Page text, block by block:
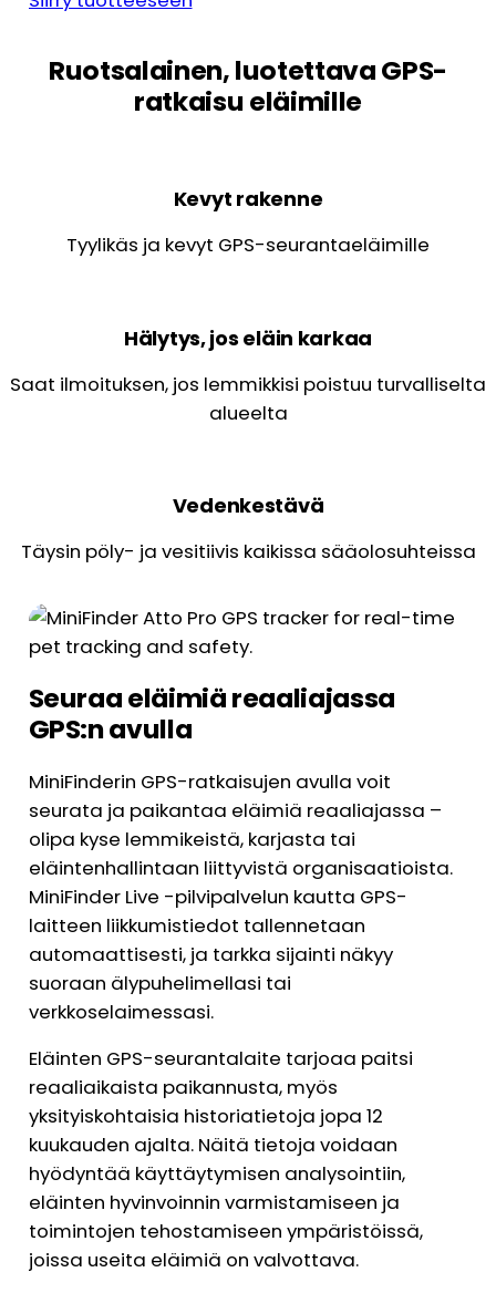
Ruotsalainen, luotettava GPS-
ratkaisu eläimille
Kevyt rakenne
Tyylikäs ja kevyt GPS-seurantaeläimille
Hälytys, jos eläin karkaa
Saat ilmoituksen, jos lemmikkisi poistuu turvalliselta
alueelta
Vedenkestävä
Täysin pöly- ja vesitiivis kaikissa sääolosuhteissa
Seuraa eläimiä reaaliajassa
GPS:n avulla
MiniFinderin GPS-ratkaisujen avulla voit
seurata ja paikantaa eläimiä reaaliajassa –
olipa kyse lemmikeistä, karjasta tai
eläintenhallintaan liittyvistä organisaatioista.
MiniFinder Live -pilvipalvelun kautta GPS-
laitteen liikkumistiedot tallennetaan
automaattisesti, ja tarkka sijainti näkyy
suoraan älypuhelimellasi tai
verkkoselaimessasi.
Eläinten GPS-seurantalaite tarjoaa paitsi
reaaliaikaista paikannusta, myös
yksityiskohtaisia historiatietoja jopa 12
kuukauden ajalta. Näitä tietoja voidaan
hyödyntää käyttäytymisen analysointiin,
eläinten hyvinvoinnin varmistamiseen ja
toimintojen tehostamiseen ympäristöissä,
joissa useita eläimiä on valvottava.